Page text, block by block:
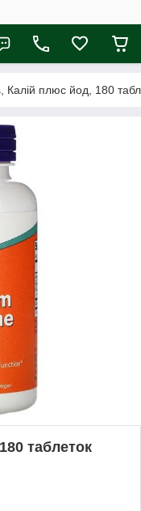
Калій плюс йод, 180
таблеток